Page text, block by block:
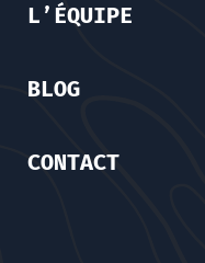
L’ÉQUIPE
BLOG
CONTACT